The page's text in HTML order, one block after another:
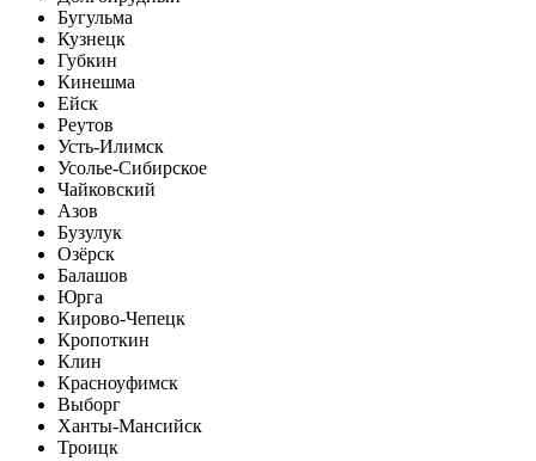
Бугульма
Кузнецк
Губкин
Кинешма
Ейск
Реутов
Усть-Илимск
Усолье-Сибирское
Чайковский
Азов
Бузулук
Озёрск
Балашов
Юрга
Кирово-Чепецк
Кропоткин
Клин
Красноуфимск
Выборг
Ханты-Мансийск
Троицк